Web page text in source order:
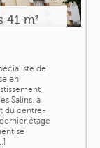
41 m²
de
en
Salins, à
du centre-
étage
se